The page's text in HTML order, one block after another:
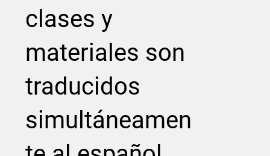
clases y
materiales son
traducidos
simultáneamen